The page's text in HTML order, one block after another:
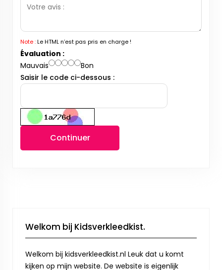
Note :Le HTML n’est pas pris en charge !
Évaluation :
Mauvais
Bon
Saisir le code ci-dessous :
Continuer
Welkom bij Kidsverkleedkist.
Welkom bij kidsverkleedkist.nl Leuk dat u komt
kijken op mijn website. De website is eigenlijk